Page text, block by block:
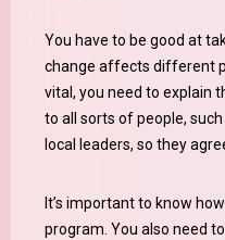
You have to be good at
change affects different
vital, you need to explain
to all sorts of people,
local leaders, so they
It’s important to know
program. You also need